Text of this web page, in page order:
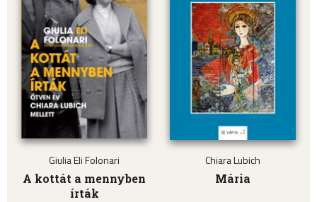
Giulia Eli Folonari
A kottát a mennyben
írták
Chiara Lubich
Mária